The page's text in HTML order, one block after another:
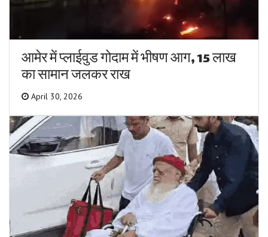
आमेर में प्लाईवुड गोदाम में भीषण आग, 15 लाख
का सामान जलकर राख
April 30, 2026